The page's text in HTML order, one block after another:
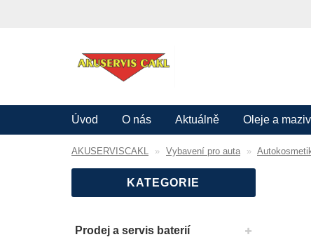
Úvod O nás Aktuálně Oleje a
AKUSERVISCAKL Vybavení pro auta
KATEGORIE
Prodej a servis baterií